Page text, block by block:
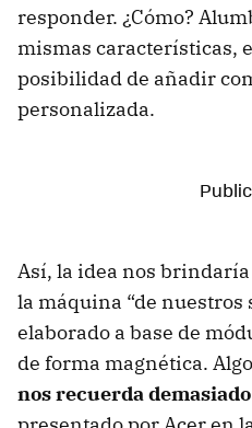
responder. ¿Cómo?
mismas características,
posibilidad de añadir
personalizada.
Así, la idea nos
la máquina “de nuestros
elaborado a base de
de forma magnética.
nos recuerda